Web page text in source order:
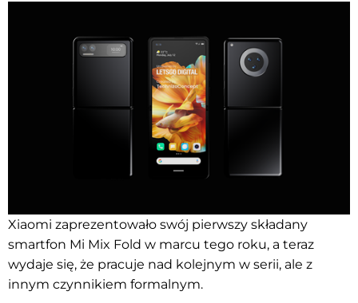
Xiaomi zaprezentowało swój pierwszy składany
smartfon Mi Mix Fold w marcu tego roku, a teraz
wydaje się, że pracuje nad kolejnym w serii, ale z
innym czynnikiem formalnym.